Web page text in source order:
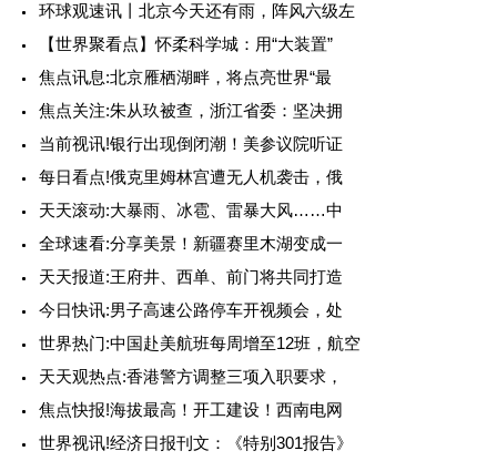
环球观速讯丨北京今天还有雨，阵风六级左
【世界聚看点】怀柔科学城：用“大装置”
焦点讯息:北京雁栖湖畔，将点亮世界“最
焦点关注:朱从玖被查，浙江省委：坚决拥
当前视讯!银行出现倒闭潮！美参议院听证
每日看点!俄克里姆林宫遭无人机袭击，俄
天天滚动:大暴雨、冰雹、雷暴大风……中
全球速看:分享美景！新疆赛里木湖变成一
天天报道:王府井、西单、前门将共同打造
今日快讯:男子高速公路停车开视频会，处
世界热门:中国赴美航班每周增至12班，航空
天天观热点:香港警方调整三项入职要求，
焦点快报!海拔最高！开工建设！西南电网
世界视讯!经济日报刊文：《特别301报告》